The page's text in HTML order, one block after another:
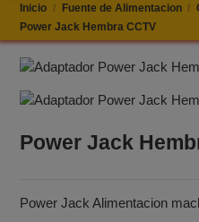
Inicio Fuente de Alimentacion
Power Jack Hembra CCTV
Power Jack
Power Jack Alimentacion